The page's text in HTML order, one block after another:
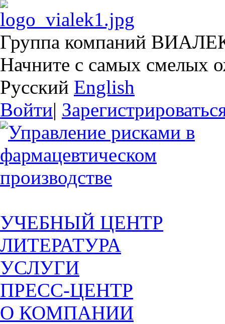
Группа компаний
Начните с самых смелых
Русский English
Войти|
УЧЕБНЫЙ ЦЕНТР
ЛИТЕРАТУРА
УСЛУГИ
ПРЕСС-ЦЕНТР
О КОМПАНИИ